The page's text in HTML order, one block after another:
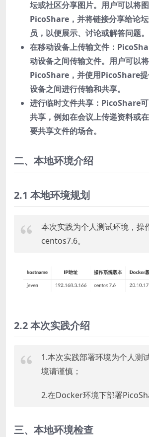
坛或社区分享图片。用户可以将
PicoShare，并将链接分享给论
员，以便展示、讨论或解答问题。
在移动设备上传输文件：
动设备之间传输文件。用户可以
PicoShare，并使用PicoShare
设备之间进行传输和共享。
进行临时文件共享：PicoShare
共享，例如在会议上传递资料或
要共享文件的场合。
二、本地环境介绍
2.1 本地环境规划
本次实践为个人测试环境，操
centos7.6。
2.2 本次实践介绍
1.本次实践部署环境为个人测
境请谨慎；
2.在Docker环境下部署
三、本地环境检查